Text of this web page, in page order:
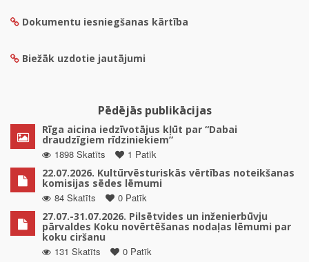
Dokumentu iesniegšanas kārtība
Biežāk uzdotie jautājumi
Pēdējās publikācijas
Rīga aicina iedzīvotājus kļūt par “Dabai
draudzīgiem rīdziniekiem”
1898 Skatīts
1 Patīk
22.07.2026. Kultūrvēsturiskās vērtības noteikšanas
komisijas sēdes lēmumi
84 Skatīts
0 Patīk
27.07.-31.07.2026. Pilsētvides un inženierbūvju
pārvaldes Koku novērtēšanas nodaļas lēmumi par
koku ciršanu
131 Skatīts
0 Patīk